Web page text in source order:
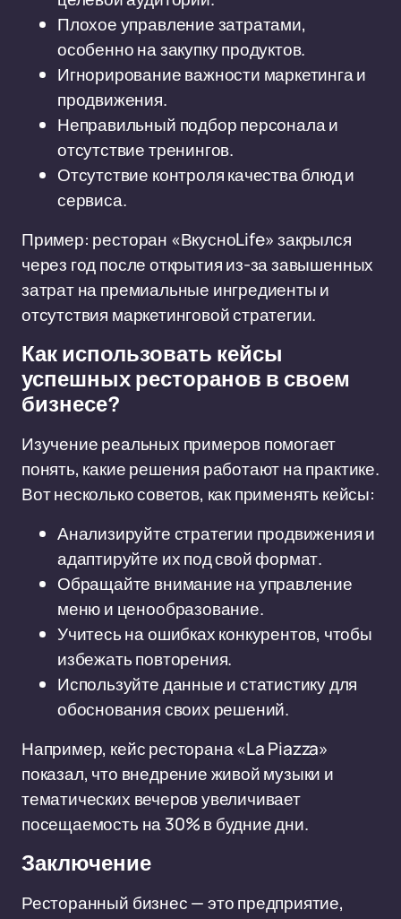
Плохое управление затратами,
особенно на закупку продуктов.
Игнорирование важности маркетинга и
продвижения.
Неправильный подбор персонала и
отсутствие тренингов.
Отсутствие контроля качества блюд и
сервиса.
Пример: ресторан «ВкусноLife» закрылся
через год после открытия из-за завышенных
затрат на премиальные ингредиенты и
отсутствия маркетинговой стратегии.
Как использовать кейсы
успешных ресторанов в своем
бизнесе?
Изучение реальных примеров помогает
понять, какие решения работают на практике.
Вот несколько советов, как применять кейсы:
Анализируйте стратегии продвижения и
адаптируйте их под свой формат.
Обращайте внимание на управление
меню и ценообразование.
Учитесь на ошибках конкурентов, чтобы
избежать повторения.
Используйте данные и статистику для
обоснования своих решений.
Например, кейс ресторана «La Piazza»
показал, что внедрение живой музыки и
тематических вечеров увеличивает
посещаемость на 30% в будние дни.
Заключение
Ресторанный бизнес — это предприятие,